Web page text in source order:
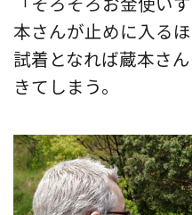
本さんが止めに入る
試着となれば蔵本さ
きてしまう。